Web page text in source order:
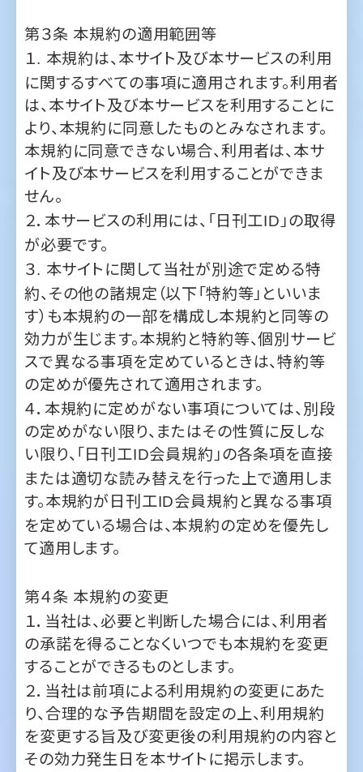
は、本サイト及び本サービスを利用することに
より、本規約に同意したものとみなされます。
本規約に同意できない場合、利用者は、本サ
イト及び本サービスを利用することができま
せん。
２．本サービスの利用には、「日刊工ID」の取得
が必要です。
３.本サイトに関して当社が別途で定める特
約、その他の諸規定（以下「特約等」といいま
す）も本規約の一部を構成し本規約と同等の
効力が生じます。本規約と特約等、個別サービ
スで異なる事項を定めているときは、特約等
の定めが優先されて適用されます。
４．本規約に定めがない事項については、別段
の定めがない限り、またはその性質に反しな
い限り、「日刊工ID会員規約」の各条項を直接
または適切な読み替えを行った上で適用しま
す。本規約が日刊工 ID会員規約と異なる事項
を定めている場合は、本規約の定めを優先し
て適用します。
第４条 本規約の変更
１．当社は、必要と判断した場合には、利用者
することができるものとします。
２．当社は前項による利用規約の変更にあた
り、合理的な予告期間を設定の上、利用規約
を変更する旨及び変更後の利用規約の内容と
その効力発生日を本サイトに掲示します。
第２章 会員
第５条 会員